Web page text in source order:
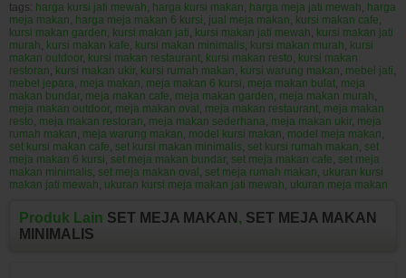
tags: harga kursi jati mewah, harga kursi makan, harga meja jati mewah, harga
meja makan, harga meja makan 6 kursi, jual meja makan, kursi makan cafe,
kursi makan garden, kursi makan jati, kursi makan jati mewah, kursi makan jati
murah, kursi makan kafe, kursi makan minimalis, kursi makan murah, kursi
makan outdoor, kursi makan restaurant, kursi makan resto, kursi makan
restoran, kursi makan ukir, kursi rumah makan, kursi warung makan, mebel jati,
mebel jepara, meja makan, meja makan 6 kursi, meja makan bulat, meja
makan bundar, meja makan cafe, meja makan garden, meja makan murah,
meja makan outdoor, meja makan oval , meja makan restaurant, meja makan
resto, meja makan restoran, meja makan sederhana, meja makan ukir, meja
rumah makan, meja warung makan, model kursi makan, model meja makan,
set kursi makan cafe, set kursi makan minimalis, set kursi rumah makan, set
meja makan 6 kursi, set meja makan bundar, set meja makan cafe, set meja
makan minimalis, set meja makan oval , set meja rumah makan, ukuran kursi
makan jati mewah, ukuran kursi meja makan jati mewah, ukuran meja makan
Produk Lain SET MEJA MAKAN , SET MEJA MAKAN
MINIMALIS